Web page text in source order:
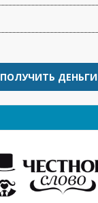
ПОЛУЧИТЬ ДЕНЬГИ